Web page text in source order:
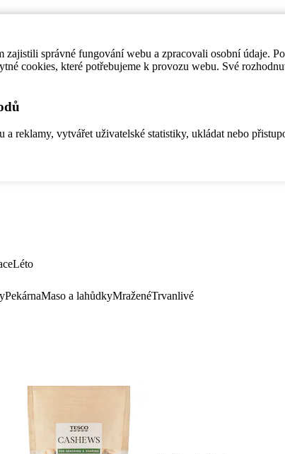
správné fungování webu a zpracovali osobní údaje.
cookies, které potřebujeme k provozu webu. Své
reklamy, vytvářet uživatelské statistiky, ukládat nebo
Léto
PekárnaMaso a lahůdkyMraženéTrvanlivé